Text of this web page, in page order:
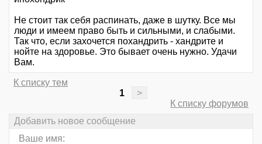
Не стоит так себя распинать, даже в шутку. Все мы
люди и имеем право быть и сильными, и слабыми.
Так что, если захочется похандрить - хандрите и
нойте на здоровье. Это бывает очень нужно. Удачи
Вам.
К списку тем
1
>
К списку форумов
Добавить новое сообщение
Ваше имя: